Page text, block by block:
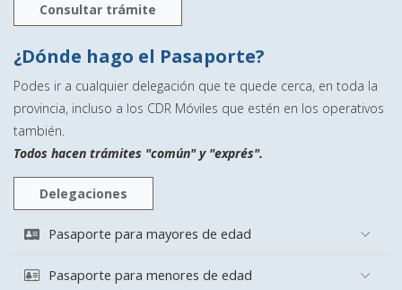
Consultar trámite
¿Dónde hago el Pasaporte?
Podes ir a cualquier delegación que te quede cerca, en toda la
provincia, incluso a los CDR Móviles que estén en los operativos
también.
Todos hacen trámites "común" y "exprés".
Delegaciones
Pasaporte para mayores de edad
Pasaporte para menores de edad